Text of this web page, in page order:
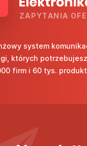
ZAPYTANIA
system
których
firm i 60 tys.